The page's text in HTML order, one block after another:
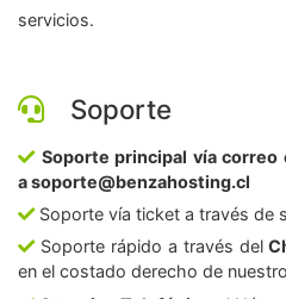
servicios.
Soporte
Soporte principal vía
a soporte@benzahosting.cl
Soporte vía ticket a través de
Soporte rápido a través del
en el costado derecho de